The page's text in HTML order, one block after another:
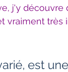
j'y découvre
vraiment très